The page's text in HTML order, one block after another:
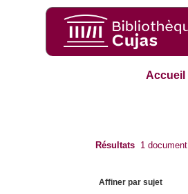
Accueil
Résultats 1 document
Affiner par sujet